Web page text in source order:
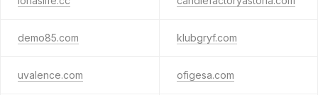
demo85.com klubgryf.com
uvalence.com ofigesa.com